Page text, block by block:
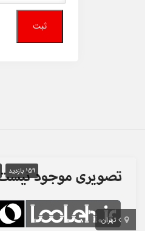
159 بازدید
تهران